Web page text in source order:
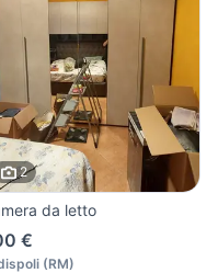
2
da letto
€
(RM)